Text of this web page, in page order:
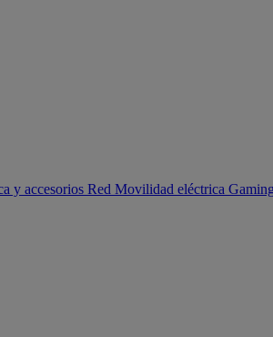
y accesorios Red Movilidad eléctrica